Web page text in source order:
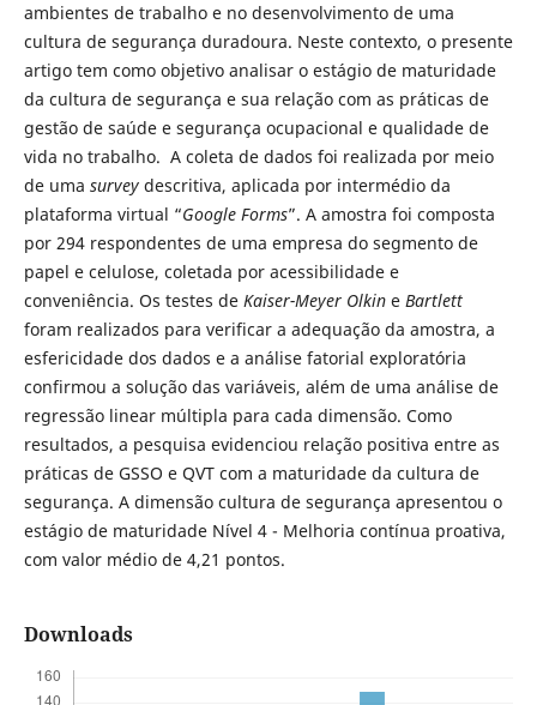
ambientes de trabalho e no desenvolvimento de uma
cultura de segurança duradoura. Neste contexto, o presente
artigo tem como objetivo analisar o estágio de maturidade
da cultura de segurança e sua relação com as práticas de
gestão de saúde e segurança ocupacional e qualidade de
vida no trabalho. A coleta de dados foi realizada por meio
de uma surveydescritiva, aplicada por intermédio da
plataforma virtual “Google Forms”. A amostra foi composta
por 294 respondentes de uma empresa do segmento de
papel e celulose, coletada por acessibilidade e
conveniência. Os testes de Kaiser-Meyer Olkine Bartlett
foram realizados para verificar a adequação da amostra, a
esfericidade dos dados e a análise fatorial exploratória
confirmou a solução das variáveis, além de uma análise de
regressão linear múltipla para cada dimensão. Como
resultados, a pesquisa evidenciou relação positiva entre as
práticas de GSSO e QVT com a maturidade da cultura de
segurança. A dimensão cultura de segurança apresentou o
estágio de maturidade Nível 4 - Melhoria contínua proativa,
com valor médio de 4,21 pontos.
Downloads